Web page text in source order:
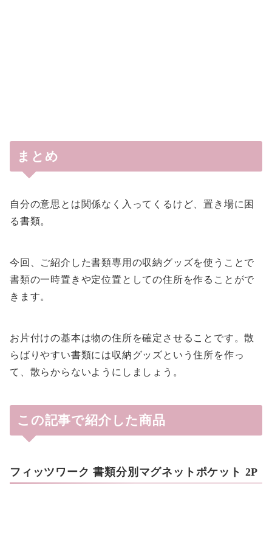
まとめ
自分の意思とは関係なく入ってくるけど、置き場に困
る書類。
今回、ご紹介した書類専用の収納グッズを使うことで
書類の一時置きや定位置としての住所を作ることがで
きます。
お片付けの基本は物の住所を確定させることです。散
らばりやすい書類には収納グッズという住所を作っ
て、散らからないようにしましょう。
この記事で紹介した商品
フィッツワーク 書類分別マグネットポケット 2P